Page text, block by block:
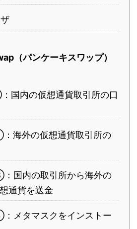
（パンケーキスワップ）
国内の仮想通貨取引所の口
海外の仮想通貨取引所の
国内の取引所から海外の
通貨を送金
メタマスクをインストー